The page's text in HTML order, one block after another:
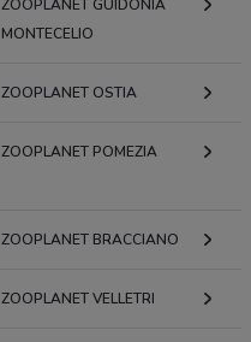
ZOOPLANET GUIDONIA
MONTECELIO
ZOOPLANET OSTIA
ZOOPLANET POMEZIA
ZOOPLANET BRACCIANO
ZOOPLANET VELLETRI